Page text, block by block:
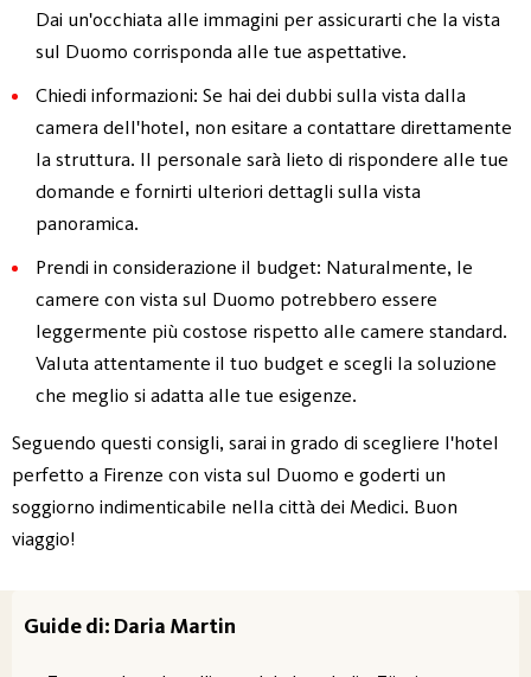
Dai un'occhiata alle immagini per assicurarti che la vista
sul Duomo corrisponda alle tue aspettative.
Chiedi informazioni: Se hai dei dubbi sulla vista dalla
camera dell'hotel, non esitare a contattare direttamente
la struttura. Il personale sarà lieto di rispondere alle tue
domande e fornirti ulteriori dettagli sulla vista
panoramica.
Prendi in considerazione il budget: Naturalmente, le
camere con vista sul Duomo potrebbero essere
leggermente più costose rispetto alle camere standard.
Valuta attentamente il tuo budget e scegli la soluzione
che meglio si adatta alle tue esigenze.
Seguendo questi consigli, sarai in grado di scegliere l'hotel
perfetto a Firenze con vista sul Duomo e goderti un
soggiorno indimenticabile nella città dei Medici. Buon
viaggio!
Guide di: Daria Martin